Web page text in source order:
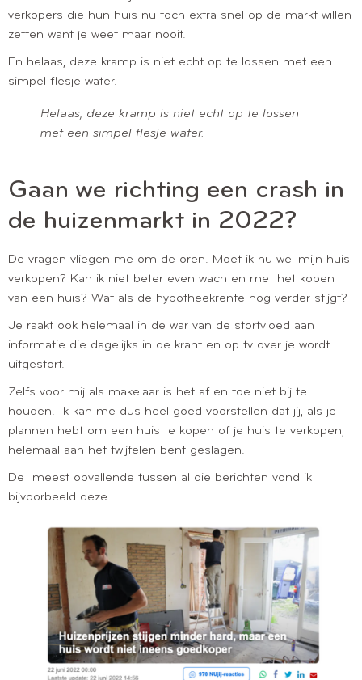
verkopers die hun huis nu toch extra snel op de markt willen
zetten want je weet maar nooit.
En helaas, deze kramp is niet echt op te lossen met een
simpel flesje water.
Helaas, deze kramp is niet echt op te lossen
met een simpel flesje water.
Gaan we richting een crash in
de huizenmarkt in 2022?
De vragen vliegen me om de oren. Moet ik nu wel mijn huis
verkopen? Kan ik niet beter even wachten met het kopen
van een huis? Wat als de hypotheekrente nog verder stijgt?
Je raakt ook helemaal in de war van de stortvloed aan
informatie die dagelijks in de krant en op tv over je wordt
uitgestort.
Zelfs voor mij als makelaar is het af en toe niet bij te
houden. Ik kan me dus heel goed voorstellen dat jij, als je
plannen hebt om een huis te kopen of je huis te verkopen,
helemaal aan het twijfelen bent geslagen.
De meest opvallende tussen al die berichten vond ik
bijvoorbeeld deze: